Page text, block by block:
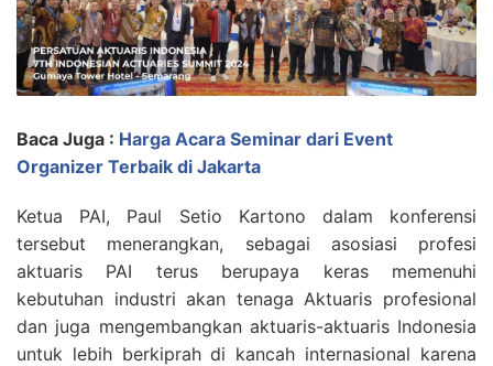
Baca Juga : Harga Acara Seminar dari Event
Organizer Terbaik di Jakarta
Ketua PAI, Paul Setio Kartono dalam konferensi
tersebut menerangkan, sebagai asosiasi profesi
aktuaris PAI terus berupaya keras memenuhi
kebutuhan industri akan tenaga Aktuaris profesional
dan juga mengembangkan aktuaris-aktuaris Indonesia
untuk lebih berkiprah di kancah internasional karena